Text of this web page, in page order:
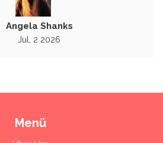
Angela Shanks
Jul, 2 2026
Menü